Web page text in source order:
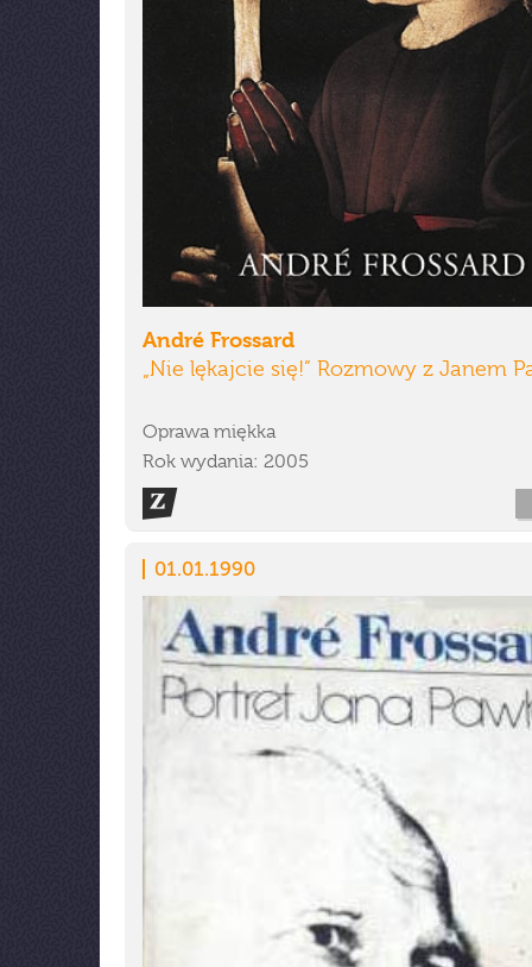
André Frossard
„Nie lękajcie się!” Rozmowy z Janem
Oprawa miękka
Rok wydania: 2005
01.01.1990